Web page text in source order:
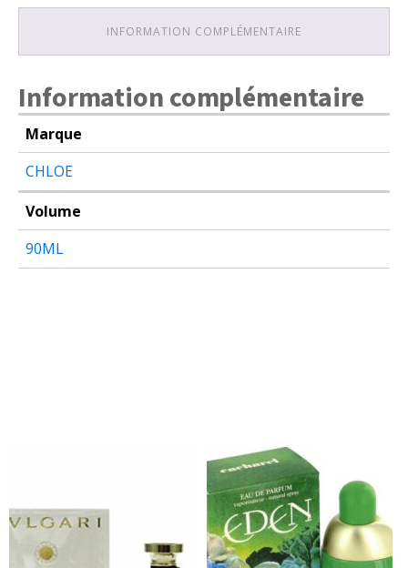
INFORMATION COMPLÉMENTAIRE
Information complémentaire
Marque
CHLOE
Volume
90ML